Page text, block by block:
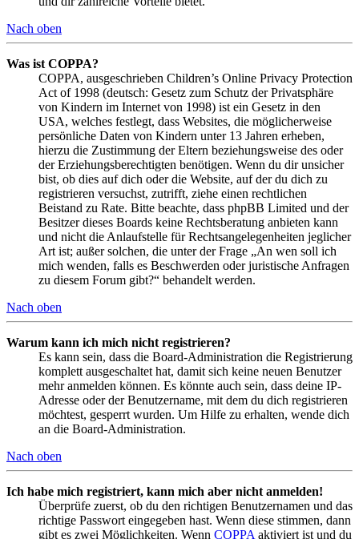
Nach oben
Was ist COPPA?
COPPA, ausgeschrieben Children’s Online Privacy Protection
Act of 1998 (deutsch: Gesetz zum Schutz der Privatsphäre
von Kindern im Internet von 1998) ist ein Gesetz in den
USA, welches festlegt, dass Websites, die möglicherweise
persönliche Daten von Kindern unter 13 Jahren erheben,
hierzu die Zustimmung der Eltern beziehungsweise des oder
der Erziehungsberechtigten benötigen. Wenn du dir unsicher
bist, ob dies auf dich oder die Website, auf der du dich zu
registrieren versuchst, zutrifft, ziehe einen rechtlichen
Beistand zu Rate. Bitte beachte, dass phpBB Limited und der
Besitzer dieses Boards keine Rechtsberatung anbieten kann
und nicht die Anlaufstelle für Rechtsangelegenheiten jeglicher
Art ist; außer solchen, die unter der Frage „An wen soll ich
mich wenden, falls es Beschwerden oder juristische Anfragen
zu diesem Forum gibt?“ behandelt werden.
Nach oben
Warum kann ich mich nicht registrieren?
Es kann sein, dass die Board-Administration die Registrierung
komplett ausgeschaltet hat, damit sich keine neuen Benutzer
mehr anmelden können. Es könnte auch sein, dass deine IP-
Adresse oder der Benutzername, mit dem du dich registrieren
möchtest, gesperrt wurden. Um Hilfe zu erhalten, wende dich
an die Board-Administration.
Nach oben
Ich habe mich registriert, kann mich aber nicht anmelden!
Überprüfe zuerst, ob du den richtigen Benutzernamen und das
richtige Passwort eingegeben hast. Wenn diese stimmen, dann
gibt es zwei Möglichkeiten. Wenn COPPA aktiviert ist und du